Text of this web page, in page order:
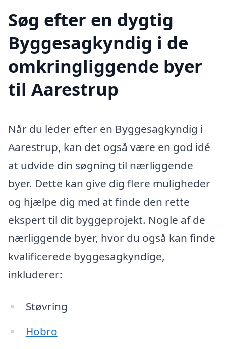
Søg efter en dygtig
Byggesagkyndig i de
omkringliggende byer
til Aarestrup
Når du leder efter en Byggesagkyndig i
Aarestrup, kan det også være en god idé
at udvide din søgning til nærliggende
byer. Dette kan give dig flere muligheder
og hjælpe dig med at finde den rette
ekspert til dit byggeprojekt. Nogle af de
nærliggende byer, hvor du også kan finde
kvalificerede byggesagkyndige,
inkluderer:
Støvring
Hobro